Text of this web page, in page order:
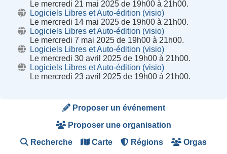
Le mercredi 21 mai 2025 de 19h00 à 21h00.
Logiciels Libres et Auto-édition (visio)
Le mercredi 14 mai 2025 de 19h00 à 21h00.
Logiciels Libres et Auto-édition (visio)
Le mercredi 7 mai 2025 de 19h00 à 21h00.
Logiciels Libres et Auto-édition (visio)
Le mercredi 30 avril 2025 de 19h00 à 21h00.
Logiciels Libres et Auto-édition (visio)
Le mercredi 23 avril 2025 de 19h00 à 21h00.
Proposer un événement
Proposer une organisation
Recherche Carte Régions Orgas